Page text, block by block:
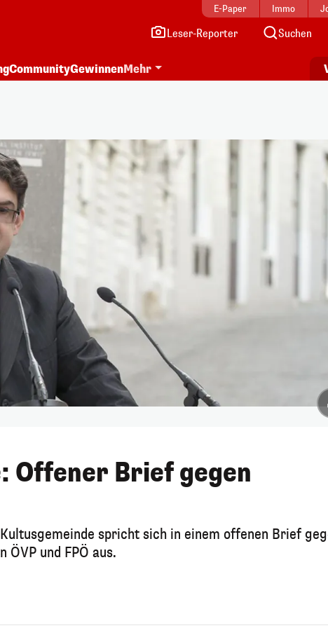
E-Paper Immo
Leser-Reporter Suchen
CommunityGewinnenMehr
Offener Brief gegen
spricht sich in einem offenen Brief
und FPÖ aus.